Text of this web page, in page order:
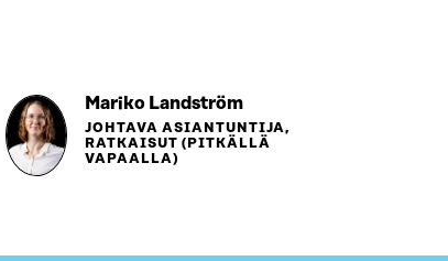
Mariko Landström
JOHTAVA ASIANTUNTIJA,
RATKAISUT (PITKÄLLÄ
VAPAALLA)